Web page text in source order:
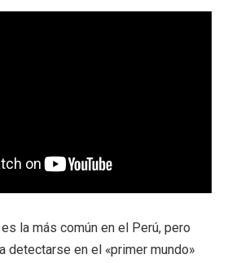
la más común en el Perú, pero
detectarse en el «primer mundo»